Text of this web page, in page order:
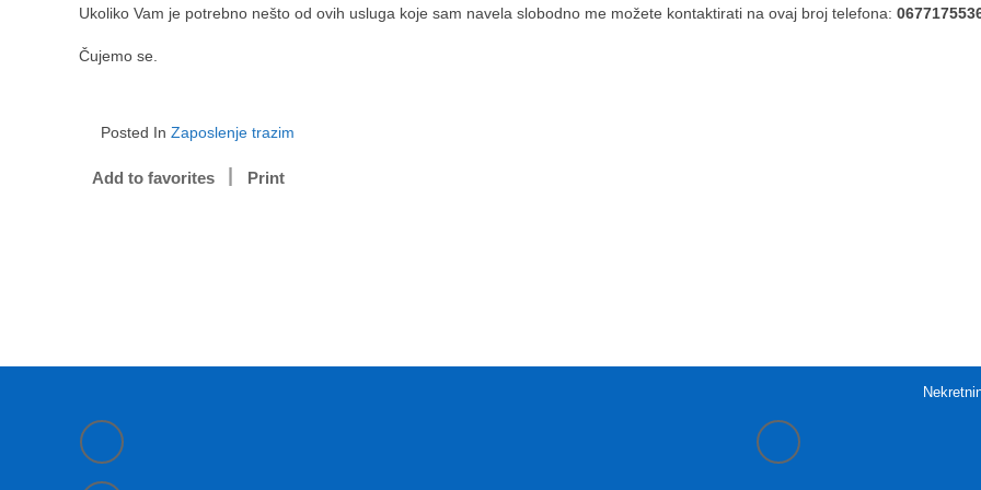
Ukoliko Vam je potrebno nešto od ovih usluga koje sam navela slobodno me možete kontaktirati na ovaj broj telefona:
Čujemo se.
Posted In Zaposlenje trazim
Add to favorites Print